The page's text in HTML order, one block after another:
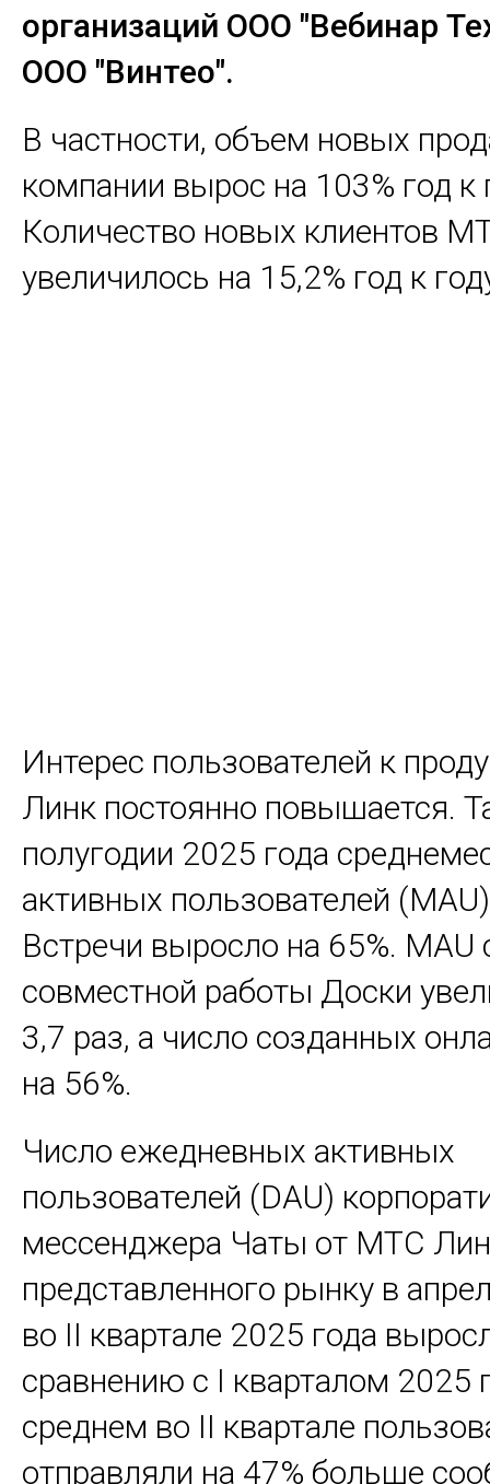
организаций ООО "Вебинар
ООО "Винтео".
В частности, объем новых
компании вырос на 103% год к
Количество новых клиентов
увеличилось на 15,2% год к
Интерес пользователей к
Линк постоянно повышается.
полугодии 2025 года
активных пользователей
Встречи выросло на 65%. MAU
совместной работы Доски
3,7 раз, а число созданных
на 56%.
Число ежедневных активных
пользователей (DAU)
мессенджера Чаты от МТС
представленного рынку в
во II квартале 2025 года
сравнению с I кварталом 2025
среднем во II квартале
отправляли на 47% больше